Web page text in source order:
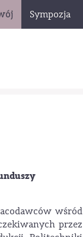
Sympozja
wśród
przez